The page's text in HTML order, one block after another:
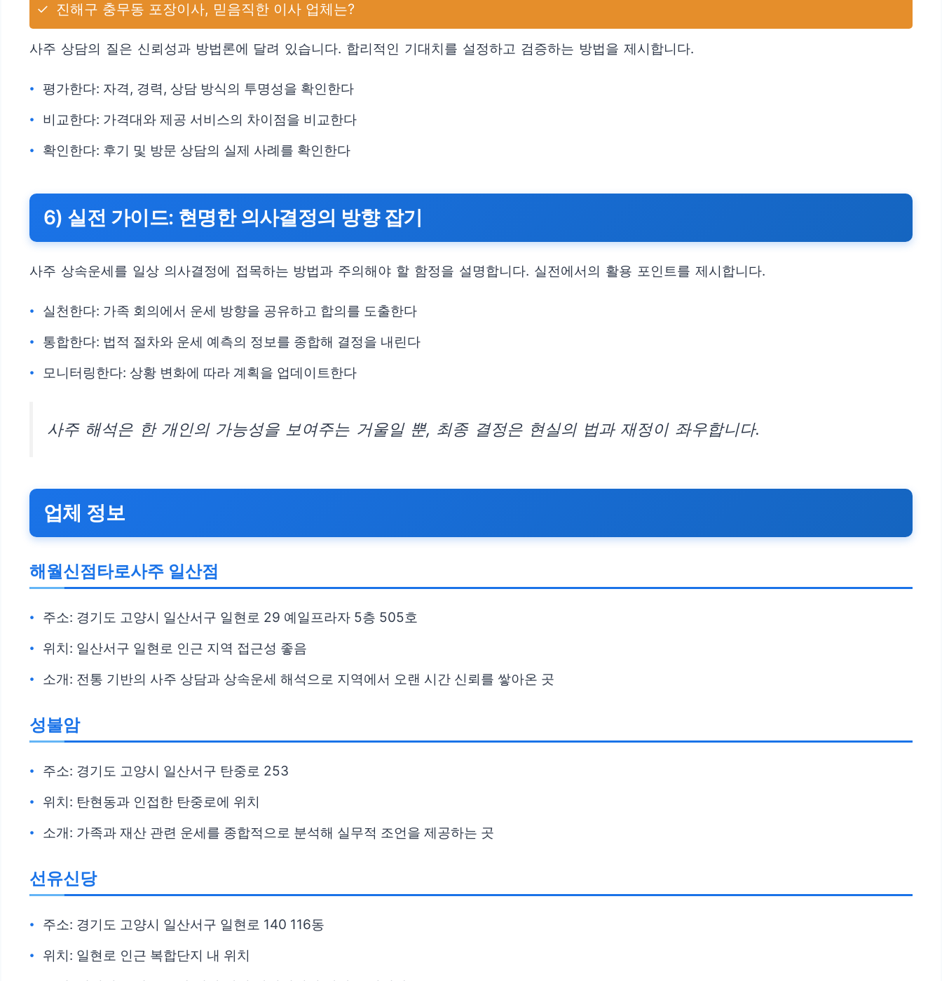
✓ 진해구 충무동 포장이사, 믿음직한 이사 업체는?
사주 상담의 질은 신뢰성과 방법론에 달려 있습니다. 합리적인 기대치를 설정하고 검증하는 방법을 제시합니다.
평가한다: 자격, 경력, 상담 방식의 투명성을 확인한다
비교한다: 가격대와 제공 서비스의 차이점을 비교한다
확인한다: 후기 및 방문 상담의 실제 사례를 확인한다
6) 실전 가이드: 현명한 의사결정의 방향 잡기
사주 상속운세를 일상 의사결정에 접목하는 방법과 주의해야 할 함정을 설명합니다. 실전에서의 활용 포인트를 제시합니다.
실천한다: 가족 회의에서 운세 방향을 공유하고 합의를 도출한다
통합한다: 법적 절차와 운세 예측의 정보를 종합해 결정을 내린다
모니터링한다: 상황 변화에 따라 계획을 업데이트한다
사주 해석은 한 개인의 가능성을 보여주는 거울일 뿐, 최종 결정은 현실의 법과 재정이 좌우합니다.
업체 정보
해월신점타로사주 일산점
주소: 경기도 고양시 일산서구 일현로 29 예일프라자 5층 505호
위치: 일산서구 일현로 인근 지역 접근성 좋음
소개: 전통 기반의 사주 상담과 상속운세 해석으로 지역에서 오랜 시간 신뢰를 쌓아온 곳
성불암
주소: 경기도 고양시 일산서구 탄중로 253
위치: 탄현동과 인접한 탄중로에 위치
소개: 가족과 재산 관련 운세를 종합적으로 분석해 실무적 조언을 제공하는 곳
선유신당
주소: 경기도 고양시 일산서구 일현로 140 116동
위치: 일현로 인근 복합단지 내 위치